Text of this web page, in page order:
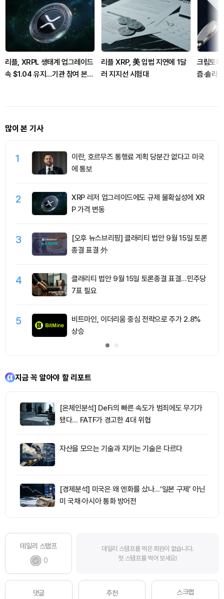
리플, XRPL 생태계 업그레이드
속 $1.04 유지…기관 참여 본격
리플 XRP, 美 입법 지연에 1달
러 지지선 시험대
크립토
즘·솔라
많이 본 기사
1
이란, 호르무즈 통행료 계획 당분간 없다고 미국
에 통보
2
XRP 레저 업그레이드에도 규제 불확실성에 XR
P 가격 변동
3
[오후 뉴스브리핑] 클래리티 법안 9월 15일 토론
종결 표결 外
4
클래리티 법안 9월 15일 토론종결 표결…민주당
7표 필요
5
비트마인, 이더리움 중심 전략으로 주가 2.8%
상승
지금 꼭 알아야 할 리포트
[온체인분석] DeFi의 빠른 속도가 범죄에도 무기가
됐다… FATF가 경고한 4대 위협
자산을 모으는 기술과 지키는 기술은 다르다
[경제분석] 미국은 왜 엔화를 샀나…‘일본 구제’ 아닌
미 국채·아시아 통화 방어전
데일리 스탬프
0
데일리 스탬프를 찍은 회원이 없습니다.
첫 스탬프를 찍어 보세요!
댓글
추천
스크랩